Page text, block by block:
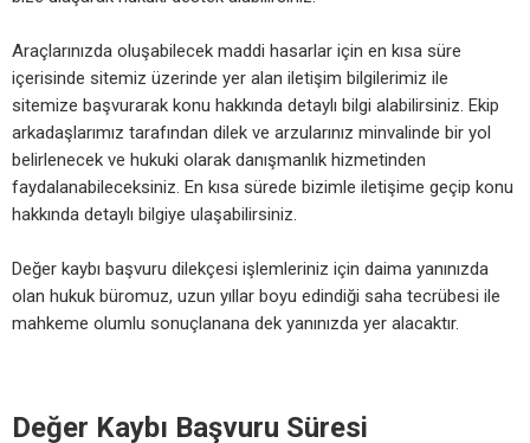
Araçlarınızda oluşabilecek maddi hasarlar için en kısa süre
içerisinde sitemiz üzerinde yer alan iletişim bilgilerimiz ile
sitemize başvurarak konu hakkında detaylı bilgi alabilirsiniz. Ekip
arkadaşlarımız tarafından dilek ve arzularınız minvalinde bir yol
belirlenecek ve hukuki olarak danışmanlık hizmetinden
faydalanabileceksiniz. En kısa sürede bizimle iletişime geçip konu
hakkında detaylı bilgiye ulaşabilirsiniz.
Değer kaybı başvuru dilekçesi işlemleriniz için daima yanınızda
olan hukuk büromuz, uzun yıllar boyu edindiği saha tecrübesi ile
mahkeme olumlu sonuçlanana dek yanınızda yer alacaktır.
Değer Kaybı Başvuru Süresi